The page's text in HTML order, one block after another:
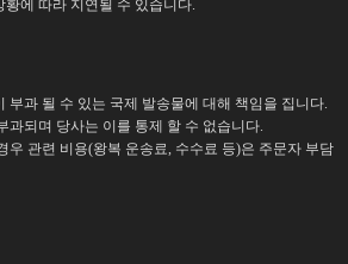
에 따라 지연될 수 있습니다.
부과 될 수 있는 국제 발송물에 대해 책임을 집니다.
과되며 당사는 이를 통제 할 수 없습니다.
우 관련 비용(왕복 운송료, 수수료 등)은 주문자 부담